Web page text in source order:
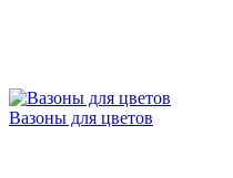
Вазоны для цветов